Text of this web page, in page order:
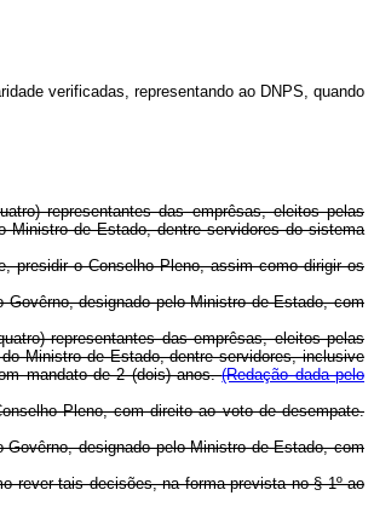
verificadas, representando ao DNPS, quando
representantes das emprêsas, eleitos pelas
Ministro de Estado, dentre servidores do sistema
o Conselho Pleno, assim como dirigir os
designado pelo Ministro de Estado, com
representantes das emprêsas, eleitos pelas
Ministro de Estado, dentre servidores, inclusive
mandato de 2 (dois) anos.(Redação dada pelo
Pleno, com direito ao voto de desempate.
designado pelo Ministro de Estado, com
rever tais decisões, na forma prevista no § 1º ao